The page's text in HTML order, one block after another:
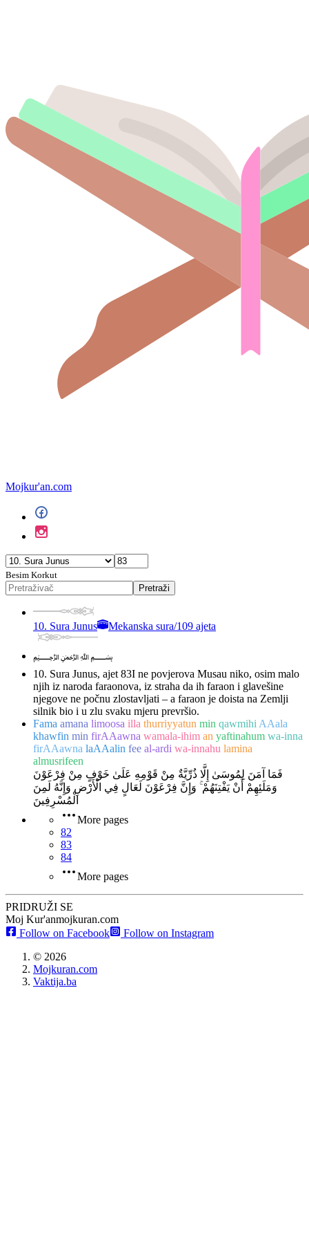
Mojkur'an.com
Besim Korkut
Pretraži
10. Sura Junus Mekanska sura/109 ajeta
﷽
10. Sura Junus, ajet 83I ne povjerova Musau niko, osim malo
njih iz naroda faraonova, iz straha da ih faraon i glavešine
njegove ne počnu zlostavljati – a faraon je doista na Zemlji
silnik bio i u zlu svaku mjeru prevršio.
Fama amana limoosa illa thurriyyatun min qawmihi AAala
khawfin min firAAawna wamala-ihim an yaftinahum wa-inna
firAAawna laAAalin fee al-ardi wa-innahu lamina
almusrifeen
فَمَا آمَنَ لِمُوسَىٰ إِلَّا ذُرِّيَّةٌ مِنْ قَوْمِهِ عَلَىٰ خَوْفٍ مِنْ فِرْعَوْنَ
وَمَلَئِهِمْ أَنْ يَفْتِنَهُمْ ۚ وَإِنَّ فِرْعَوْنَ لَعَالٍ فِي الْأَرْضِ وَإِنَّهُ لَمِنَ
الْمُسْرِفِينَ
More pages
82
83
84
More pages
PRIDRUŽI SE
Moj Kur'anmojkuran.com
Follow on Facebook
Follow on Instagram
© 2026
Mojkuran.com
Vaktija.ba